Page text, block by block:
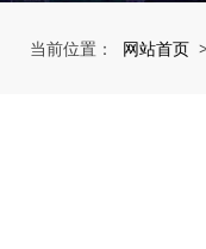
当前位置： 网站首页